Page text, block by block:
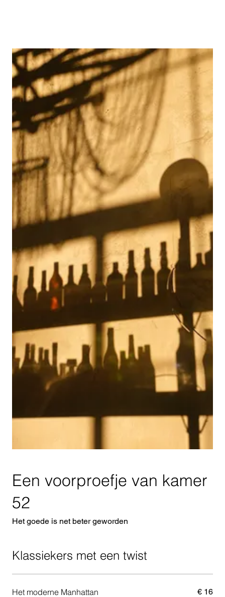
Een voorproefje van kamer
52
Het goede is net beter geworden
Klassiekers met een twist
Het moderne Manhattan € 16